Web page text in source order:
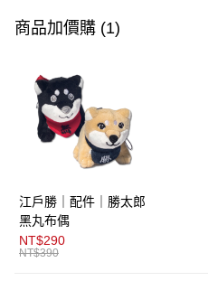
信用卡一次付款
LINE Pay
AFTEE先享後付
【關於「AFTEE先享後付」】
便利好安心！
１．簡單：不需註冊會員、不需綁卡、
２．便利：只要手機號碼，簡訊認證，
３．安心：先確認商品／服務後，再付
運送方式
全家取貨付款
商品加價購 (1)
江戶勝｜配件｜勝太郎
黑丸布偶
NT$290
NT$390